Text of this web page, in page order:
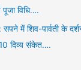
पूजा विधि….
में शिव-पार्वती के
दिव्य संकेत….